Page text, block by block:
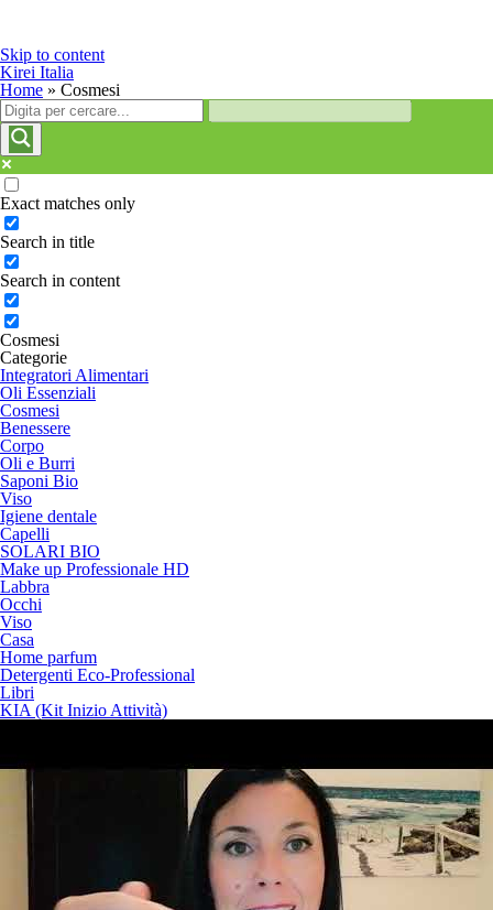
Skip to content
Kirei Italia
Home » Cosmesi
Exact matches only
Search in title
Search in content
Cosmesi
Categorie
Integratori Alimentari
Oli Essenziali
Cosmesi
Benessere
Corpo
Oli e Burri
Saponi Bio
Viso
Igiene dentale
Capelli
SOLARI BIO
Make up Professionale HD
Labbra
Occhi
Viso
Casa
Home parfum
Detergenti Eco-Professional
Libri
KIA (Kit Inizio Attività)